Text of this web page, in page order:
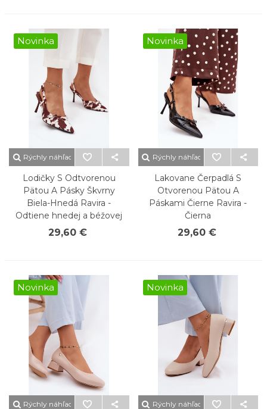
Novinka
Rýchly náhľad
Lodičky S Odtvorenou
Pätou A Pásky Škvrny
Biela-Hnedá Ravira -
Odtiene hnedej a béžovej
29,60 €
Novinka
Rýchly náhľad
Lakovane Čerpadlá S
Otvorenou Pätou A
Páskami Čierne Ravira -
Čierna
29,60 €
Novinka
Rýchly náhľad
Novinka
Rýchly náhľad